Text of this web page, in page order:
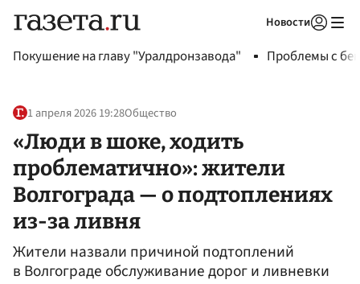
Новости
Покушение на главу "Уралдронзавода" Проблемы с
1 апреля 2026 19:28Общество
«Люди в шоке, ходить
проблематично»: жители
Волгограда — о подтоплениях
из-за ливня
Жители назвали причиной подтоплений
в Волгограде обслуживание дорог и ливневки